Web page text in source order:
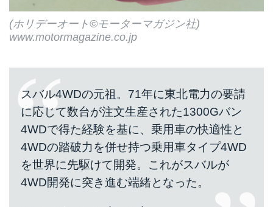
(ホリデーオート©モーターマガジン社)
www.motormagazine.co.jp
スバル4WDの元祖。71年に東北電力の要請
に応じて数台が注文生産された1300Gバン
4WDで得た経験を基に、乗用車の快適性と
4WDの踏破力を併せ持つ乗用車タイプ4WD
を世界に先駆けて開発。これがスバルが
4WD開発に突き進む端緒となった。